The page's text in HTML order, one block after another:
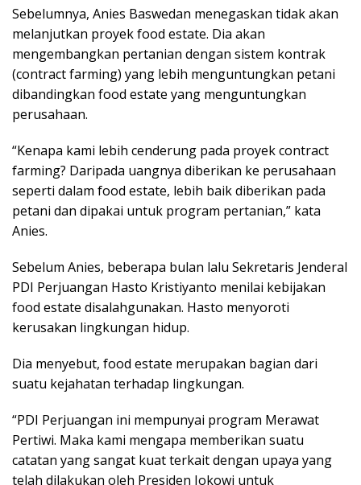
Sebelumnya, Anies Baswedan menegaskan tidak akan
melanjutkan proyek food estate. Dia akan
mengembangkan pertanian dengan sistem kontrak
(contract farming) yang lebih menguntungkan petani
dibandingkan food estate yang menguntungkan
perusahaan.
“Kenapa kami lebih cenderung pada proyek contract
farming? Daripada uangnya diberikan ke perusahaan
seperti dalam food estate, lebih baik diberikan pada
petani dan dipakai untuk program pertanian,” kata
Anies.
Sebelum Anies, beberapa bulan lalu Sekretaris Jenderal
PDI Perjuangan Hasto Kristiyanto menilai kebijakan
food estate disalahgunakan. Hasto menyoroti
kerusakan lingkungan hidup.
Dia menyebut, food estate merupakan bagian dari
suatu kejahatan terhadap lingkungan.
“PDI Perjuangan ini mempunyai program Merawat
Pertiwi. Maka kami mengapa memberikan suatu
catatan yang sangat kuat terkait dengan upaya yang
telah dilakukan oleh Presiden Jokowi untuk